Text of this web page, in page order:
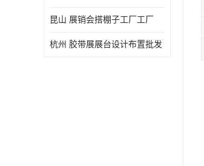
昆山 展销会搭棚子工厂工厂
杭州 胶带展展台设计布置批发